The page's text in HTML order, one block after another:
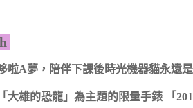
啦A夢，陪伴下課後時光機器貓永遠
大雄的恐龍」為主題的限量手錶 「